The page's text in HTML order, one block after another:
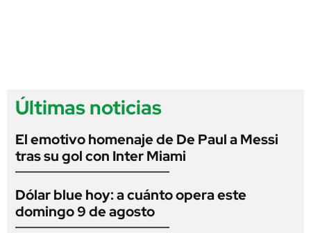
Últimas noticias
El emotivo homenaje de De Paul a Messi
tras su gol con Inter Miami
Dólar blue hoy: a cuánto opera este
domingo 9 de agosto